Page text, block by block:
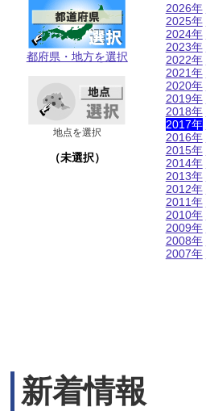
都府県・地方を選択
地点を選択
（未選択）
2026年
2025年
2024年
2023年
2022年
2021年
2020年
2019年
2018年
2017年
2016年
2015年
2014年
2013年
2012年
2011年
2010年
2009年
2008年
2007年
新着情報